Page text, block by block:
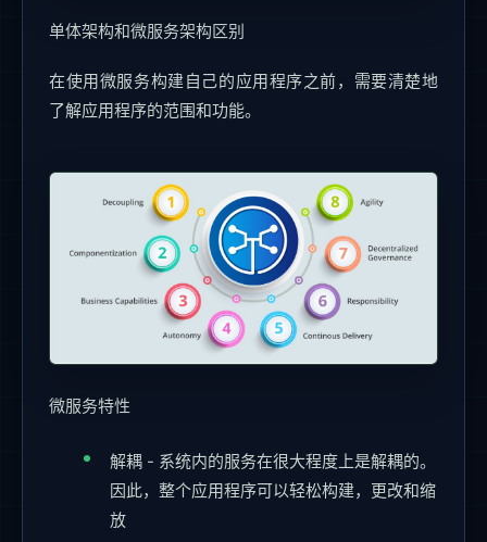
单体架构和微服务架构区别
在使用微服务构建自己的应用程序之前，需要清楚地
了解应用程序的范围和功能。
微服务特性
解耦 - 系统内的服务在很大程度上是解耦的。
因此，整个应用程序可以轻松构建，更改和缩
放